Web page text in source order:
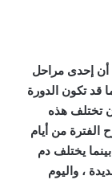
إحدى مراحل
قد تكون الدورة
تختلف هذه
الفترة من أيام
يختلف دم
، واليوم